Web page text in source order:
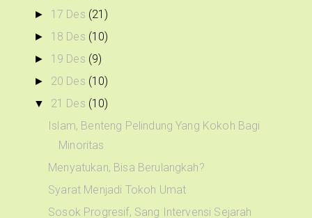
► 17 Des (21)
► 18 Des (10)
► 19 Des (9)
► 20 Des (10)
▼ 21 Des (10)
Islam, Benteng Pelindung Yang Kokoh Bagi
Minoritas
Menyatukan, Bisa Berulangkah?
Syarat Menjadi Tokoh Umat
Sosok Progresif, Sang Intervensi Sejarah